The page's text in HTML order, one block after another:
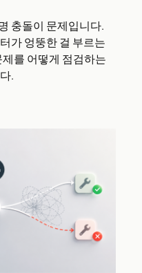
충돌이 문제입니다.
가 엉뚱한 걸 부르는
를 어떻게 점검하는
.